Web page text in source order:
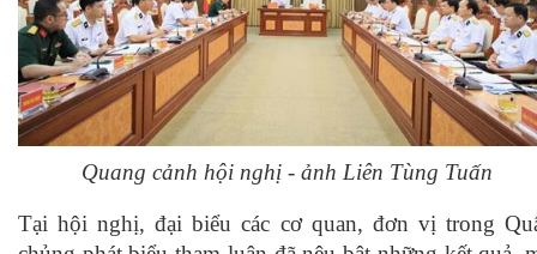
Quang cảnh hội nghị - ảnh Liên Tùng Tuấn
Tại hội nghị,đại biểu các cơ quan, đơn vị trong